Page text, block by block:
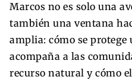
Marcos no es solo una
también una ventana
amplia: cómo se protege
acompaña a las
recurso natural y cómo